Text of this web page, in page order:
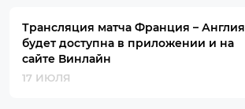
Трансляция матча Франция – Англия
будет доступна в приложении и на
сайте Винлайн
17 ИЮЛЯ